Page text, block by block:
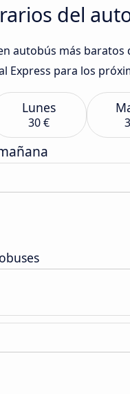
del
autobús más
Express para los
Lunes
30 €